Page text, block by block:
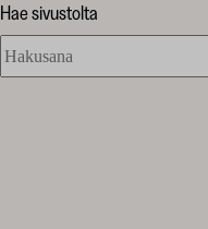
Hae sivustolta
sivustolta